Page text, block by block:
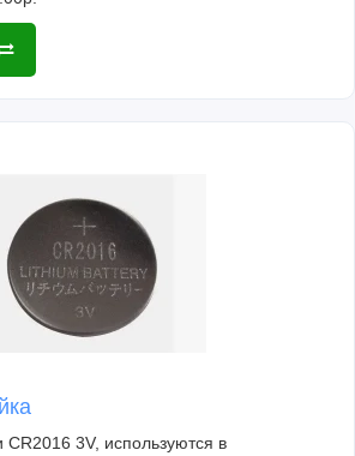
CR2016 3V, используются в